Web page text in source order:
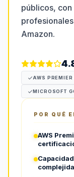
públicos,
Amazon.
AWS PREMIER
MICROSOFT
POR QUÉ
AWS